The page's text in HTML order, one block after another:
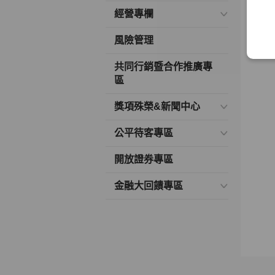
經營專欄
風險管理
共同行銷暨合作推廣專
區
獎項殊榮&新聞中心
公平待客專區
開放證券專區
金融大回饋專區